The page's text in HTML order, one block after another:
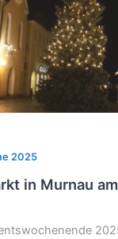
2025
in Murnau